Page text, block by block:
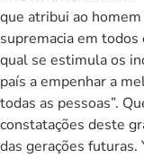
que atribui ao
supremacia em
qual se estimula os
país a empenhar a
todas as pessoas”. Que jamais voltemos a ignorar as
constatações deste